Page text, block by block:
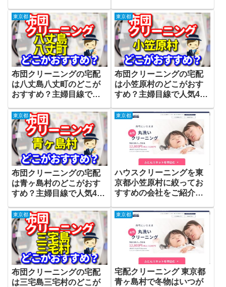
る？
東京都
布団クリーニングの宅配
は八丈島八丈町のどこが
おすすめ？主婦目線で人
東京都
布団クリーニングの宅配
は小笠原村のどこがおす
すめ？主婦目線で人気4店
東京都
布団クリーニングの宅配
は青ヶ島村のどこがおす
すめ？主婦目線で人気4店
東京都
ハウスクリーニングを東
京都小笠原村に絞ってお
すすめの会社をご紹介い
東京都
布団クリーニングの宅配
は三宅島三宅村のどこが
東京都
宅配クリーニング 東京都
青ヶ島村で冬物はいつが